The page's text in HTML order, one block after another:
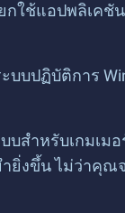
กใช้แอปพลิเ
บบปฏิบัติการ
บบสำหรับเก
ยิ่งขึ้น ไม่ว่า